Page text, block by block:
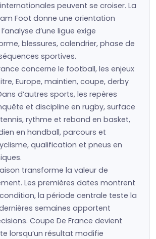
peuvent se croiser. La
Foot donne une orientation
d’une ligue exige
blessures, calendrier, phase de
sportives.
concerne le football, les enjeux
Europe, maintien, coupe, derby
d’autres sports, les repères
et discipline en rugby, surface
rythme et rebond en basket,
en handball, parcours et
qualification et pneus en
transforme la valeur de
Les premières dates montrent
la période centrale teste la
semaines apportent
Coupe De France devient
lorsqu’un résultat modifie